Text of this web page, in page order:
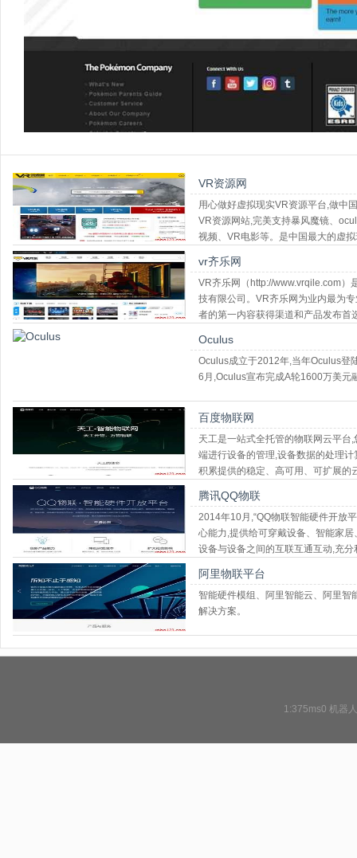
VR资源网
用心做好虚拟现实VR资源平台,做中
VR资源网站,完美支持暴风魔镜、
视频、VR电影等。是中国最大的虚
vr齐乐网
VR齐乐网（http://www.vrqile.com）
技有限公司。VR齐乐网为业内最为
者的第一内容获得渠道和产品发布首
Oculus
Oculus成立于2012年,当年Oculus登
6月,Oculus宣布完成A轮1600万美元
百度物联网
天工是一站式全托管的物联网云平
端进行设备的管理,设备数据的处理
积累提供的稳定、高可用、可扩展的
腾讯QQ物联
2014年10月,“QQ物联智能硬件开放
心能力,提供给可穿戴设备、智能家
设备与设备之间的互联互通互动,充
阿里物联平台
智能硬件模组、阿里智能云、阿里智
解决方案。
1:375ms0 机器